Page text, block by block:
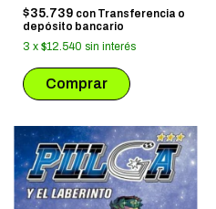
$35.739 con Transferencia o
depósito bancario
3 x $12.540 sin interés